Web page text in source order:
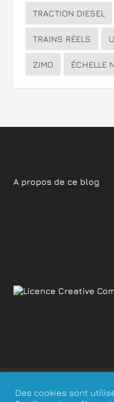
TRACTION DIESEL
TRAINS RÉELS
ZIMO ÉCHELLE N
A propos de ce blog
Mentions légales
Des cookies sont